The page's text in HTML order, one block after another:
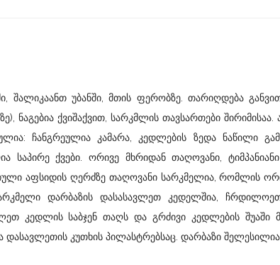
შალიკაანთ უბანში, მთის ფერობზე. თარიღდება
ნაგებია ქვიშაქვით, სარკმლის თავსართები
ჩანგრეულია კამარა, კედლების ზედა ნაწილი
საპირე ქვები. ორივე მხრიდან თაღოვანი,
აფსიდის ღერძზე თაღოვანი სარკმელია, რომლის
დარბაზის დასასავლეთ კედელშია,
კედლის საბჯენ თაღს და გრძივი კედლების შუაში
დასავლეთის კუთხის პილასტრებსაც. დარბაზი შელესილია.